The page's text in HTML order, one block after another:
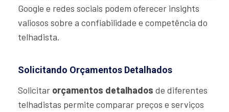
Google e redes sociais podem oferecer insights
valiosos sobre a confiabilidade e competência do
telhadista.
Solicitando Orçamentos Detalhados
Solicitar orçamentos detalhados de diferentes
telhadistas permite comparar preços e serviços